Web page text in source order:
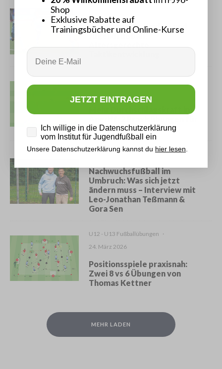
Zonenspiel im Kinder- und
Jugendfußball:
Altersgerechte
dein Team
Interviews 10. April 2026
Nachwuchsfußball im
Umbruch: Was sich jetzt
ändern muss – Interview mit
Leo-Jonathan Teßmann &
Gora Sen
U12 - U13 Fußballübungen ·
24. März 2026
Positionsspiele praxisnah:
Zwei 8 vs 6 Übungen von
Thomas Kettner
MEHR LADEN
Shop
Exklusive Rabatte auf
Trainingsbücher und Online-Kurse
Email
JETZT EINTRAGEN
Datenschutz
Ich willige in die Datenschutzerklärung
vom Institut für Jugendfußball ein
Unsere Datenschutzerklärung kannst du hier lesen